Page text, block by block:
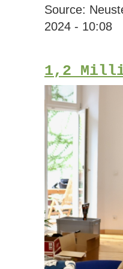
Source:
2024 - 10:08
1,2